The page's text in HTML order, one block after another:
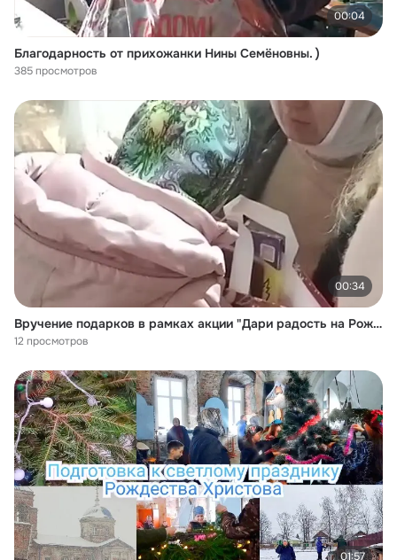
00:04
Благодарность от прихожанки Нины Семёновны. )
385 просмотров
00:34
Вручение подарков в рамках акции "Дари радость на Рождество"
12 просмотров
01:57